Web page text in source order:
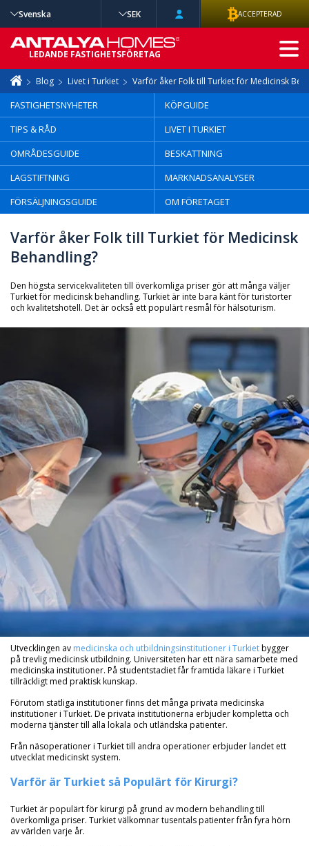
Blog Livet i Turkiet Varför åker Folk till Turkiet för Medicinsk
FASTIGHETSNYHETER
KÖPGUIDE
TIPS & RÅD
LIVET I TURKIET
OMRÅDESGUIDE
BESKATTNING
LAGSTIFTNING
MARKNADSANALYSER
FÖRSÄLJNINGSGUIDE
OM FÖRETAGET
Varför åker Folk till Turkiet för Medicinsk
Behandling?
Den högsta servicekvaliteten till överkomliga priser gör att många väljer
Turkiet för medicinsk behandling. Turkiet är inte bara känt för turistorter
och kvalitetshotell. Det är också ett populärt resmål för hälsoturism.
Utvecklingen av medicinska och utbildningsinstitutioner i Turkietbygger
på trevlig medicinsk utbildning. Universiteten har ett nära samarbete med
medicinska institutioner. På studentstadiet får framtida läkare i Turkiet
tillräckligt med praktisk kunskap.
Förutom statliga institutioner finns det många privata medicinska
institutioner i Turkiet. De privata institutionerna erbjuder kompletta och
moderna tjänster till alla lokala och utländska patienter.
Från näsoperationer i Turkiet till andra operationer erbjuder landet ett
utvecklat medicinskt system.
Varför är Turkiet så Populärt för Kirurgi?
Turkiet är populärt för kirurgi på grund av modern behandling till
överkomliga priser. Turkiet välkomnar tusentals patienter från fyra hörn
av världen varje år.
Svenska SEK ACCEPTERAD
LEDANDE FASTIGHETSFÖRETAG
AVANCERAD
SÖKNING